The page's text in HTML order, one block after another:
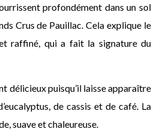
profondément dans un sol
Crus de Pauillac. Cela explique le
raffiné, qui a fait la signature du
délicieux puisqu’il laisse apparaître
de cassis et de café. La
suave et chaleureuse.